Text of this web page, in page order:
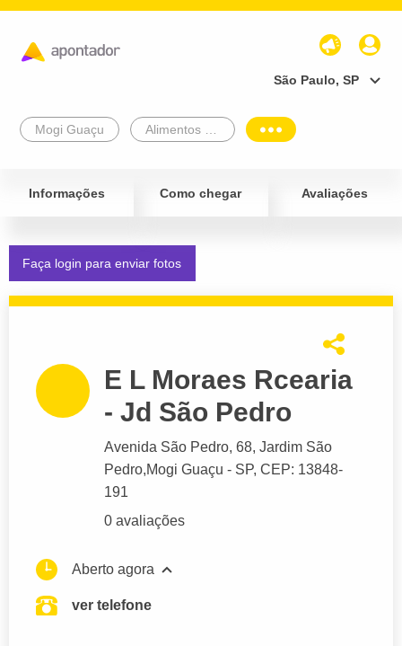
São Paulo, SP
Mogi Guaçu
Informações Como chegar Avaliações
Faça login para enviar fotos
E L Moraes Rcearia
- Jd São Pedro
Avenida São Pedro, 68, Jardim São
Pedro,Mogi Guaçu - SP, CEP: 13848-
191
0 avaliações
Aberto agora
ver telefone